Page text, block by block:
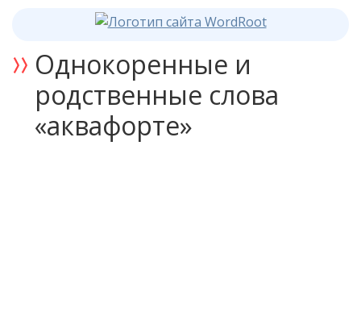
Однокоренные и
родственные слова
«аквафорте»